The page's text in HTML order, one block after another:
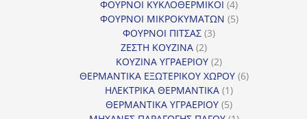
ΦΟΥΡΝΟΙ ΚΥΚΛΟΘΕΡΜΙΚΟΙ 44
προϊόντα
ΦΟΥΡΝΟΙ ΜΙΚΡΟΚΥΜΑΤΩΝ 55
ΦΟΥΡΝΟΙ ΠΙΤΣΑΣ 33
ΖΕΣΤΗ ΚΟΥΖΙΝΑ 22
προϊόντα
ΚΟΥΖΙΝΑ ΥΓΡΑΕΡΙΟΥ 22
προϊόντα
ΘΕΡΜΑΝΤΙΚΑ ΕΞΩΤΕΡΙΚΟΥ ΧΩΡΟΥ 66
ΗΛΕΚΤΡΙΚΑ ΘΕΡΜΑΝΤΙΚΑ 11
προϊόν
ΘΕΡΜΑΝΤΙΚΑ ΥΓΡΑΕΡΙΟΥ 55